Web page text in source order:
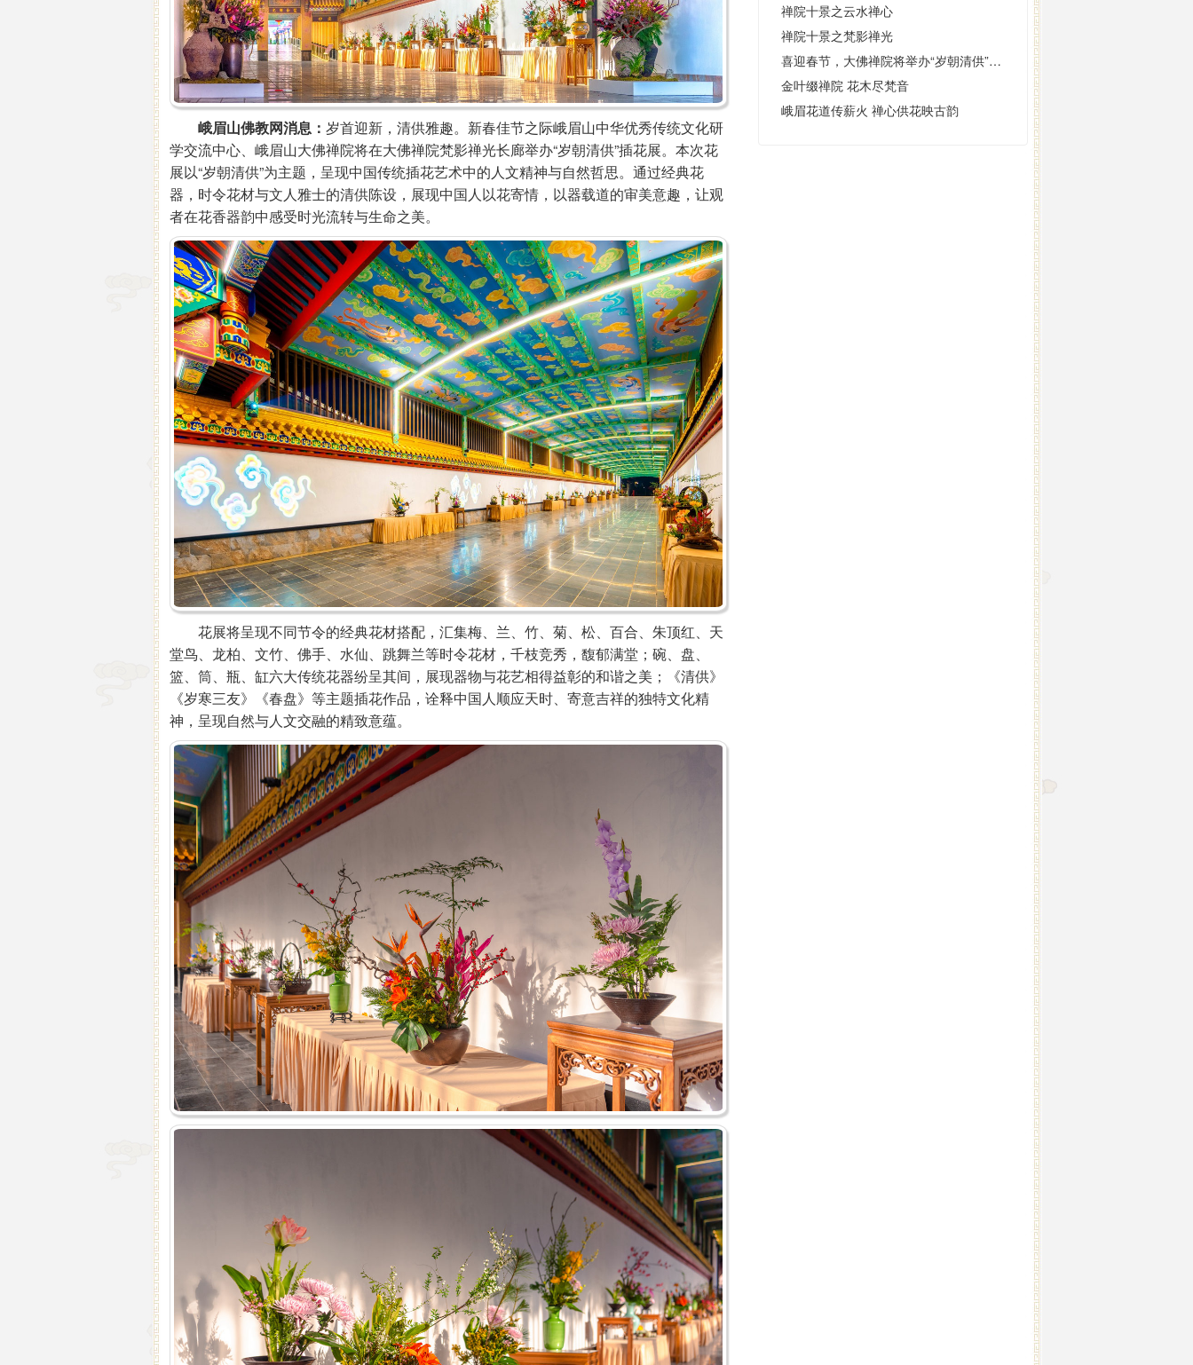
峨眉山佛教网消息： 岁首迎新，清供雅趣。新春佳节之际峨眉山中华优秀传统文化研
学交流中心、峨眉山大佛禅院将在大佛禅院梵影禅光长廊举办“岁朝清供”插花展。本次花
展以“岁朝清供”为主题，呈现中国传统插花艺术中的人文精神与自然哲思。通过经典花
器，时令花材与文人雅士的清供陈设，展现中国人以花寄情，以器载道的审美意趣，让观
者在花香器韵中感受时光流转与生命之美。
花展将呈现不同节令的经典花材搭配，汇集梅、兰、竹、菊、松、百合、朱顶红、天
堂鸟、龙柏、文竹、佛手、水仙、跳舞兰等时令花材，千枝竞秀，馥郁满堂；碗、盘、
篮、筒、瓶、缸六大传统花器纷呈其间，展现器物与花艺相得益彰的和谐之美；《清供》
《岁寒三友》《春盘》等主题插花作品，诠释中国人顺应天时、寄意吉祥的独特文化精
神，呈现自然与人文交融的精致意蕴。
禅院十景之云水禅心
禅院十景之梵影禅光
喜迎春节，大佛禅院将举办“岁朝清供”插花展
金叶缀禅院 花木尽梵音
峨眉花道传薪火 禅心供花映古韵